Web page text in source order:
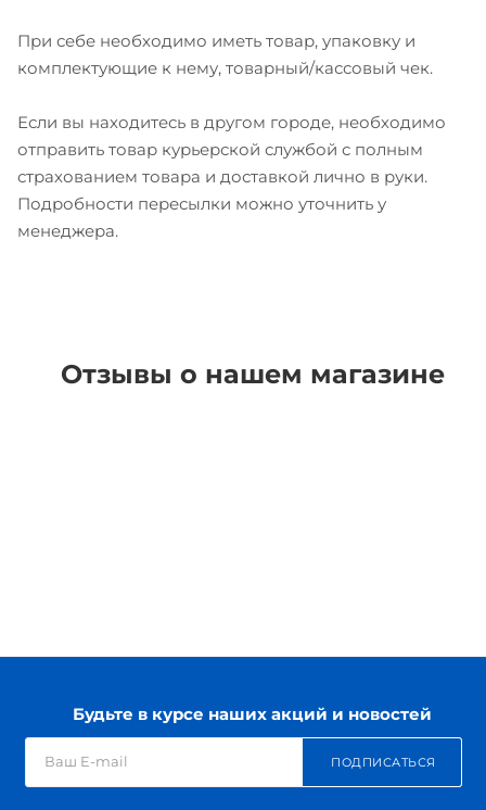
При себе необходимо иметь товар, упаковку и
комплектующие к нему, товарный/кассовый чек.
Если вы находитесь в другом городе, необходимо
отправить товар курьерской службой с полным
страхованием товара и доставкой лично в руки.
Подробности пересылки можно уточнить у
менеджера.
Отзывы о нашем магазине
Будьте в курсе наших акций и новостей
ПОДПИСАТЬСЯ